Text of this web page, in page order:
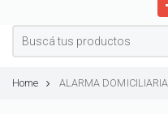
Home ALARMA DOMICILIARIA